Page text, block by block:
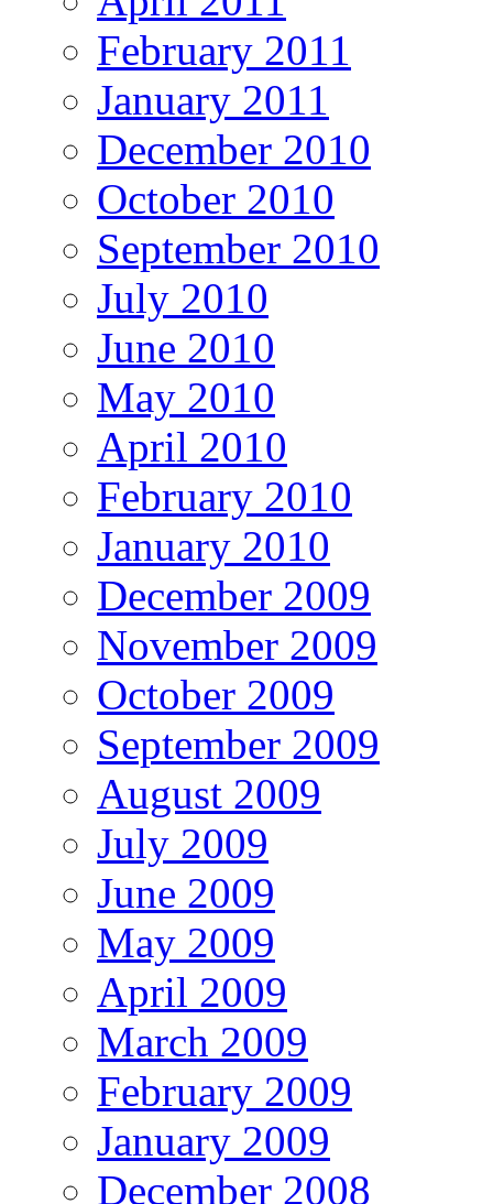
February 2011
January 2011
December 2010
October 2010
September 2010
July 2010
June 2010
May 2010
April 2010
February 2010
January 2010
December 2009
November 2009
October 2009
September 2009
August 2009
July 2009
June 2009
May 2009
April 2009
March 2009
February 2009
January 2009
December 2008